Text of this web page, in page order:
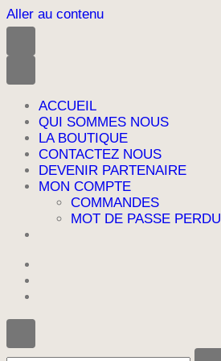
Aller au contenu
ACCUEIL
QUI SOMMES NOUS
LA BOUTIQUE
CONTACTEZ NOUS
DEVENIR PARTENAIRE
MON COMPTE
COMMANDES
MOT DE PASSE PERDU
Vous